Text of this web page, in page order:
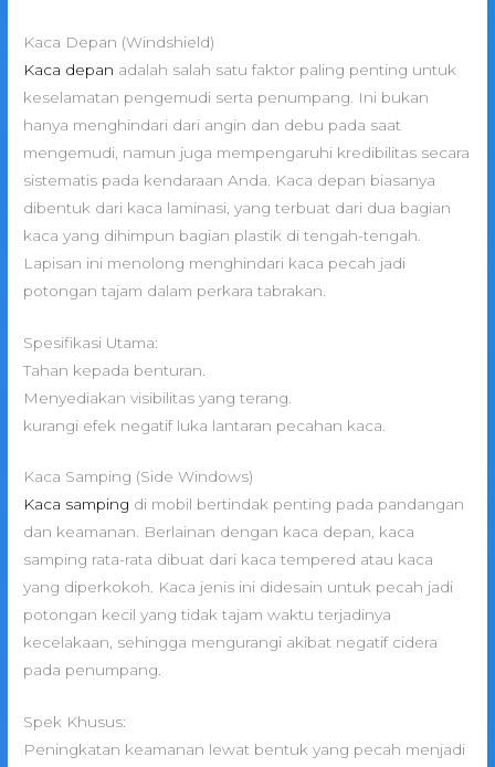
Kaca Depan (Windshield)
Kaca depan adalah salah satu faktor paling penting untuk
keselamatan pengemudi serta penumpang. Ini bukan
hanya menghindari dari angin dan debu pada saat
mengemudi, namun juga mempengaruhi kredibilitas secara
sistematis pada kendaraan Anda. Kaca depan biasanya
dibentuk dari kaca laminasi, yang terbuat dari dua bagian
kaca yang dihimpun bagian plastik di tengah-tengah.
Lapisan ini menolong menghindari kaca pecah jadi
potongan tajam dalam perkara tabrakan.
Spesifikasi Utama:
Tahan kepada benturan.
Menyediakan visibilitas yang terang.
kurangi efek negatif luka lantaran pecahan kaca.
Kaca Samping (Side Windows)
Kaca samping di mobil bertindak penting pada pandangan
dan keamanan. Berlainan dengan kaca depan, kaca
samping rata-rata dibuat dari kaca tempered atau kaca
yang diperkokoh. Kaca jenis ini didesain untuk pecah jadi
potongan kecil yang tidak tajam waktu terjadinya
kecelakaan, sehingga mengurangi akibat negatif cidera
pada penumpang.
Spek Khusus:
Peningkatan keamanan lewat bentuk yang pecah menjadi